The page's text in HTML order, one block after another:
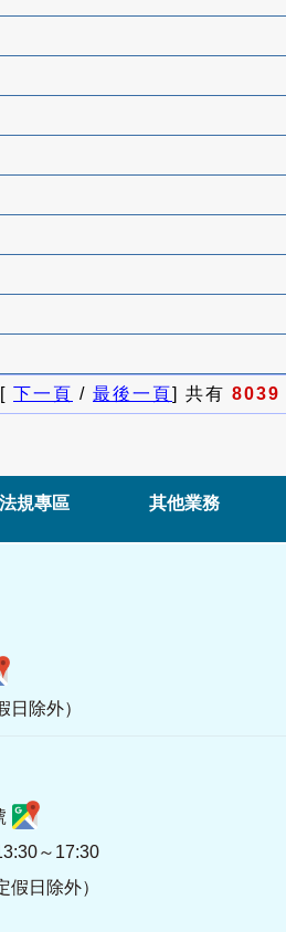
[ 下一頁 / 最後一頁] 共有 8039
法規專區 其他業務
除外）
～17:30
假日除外）